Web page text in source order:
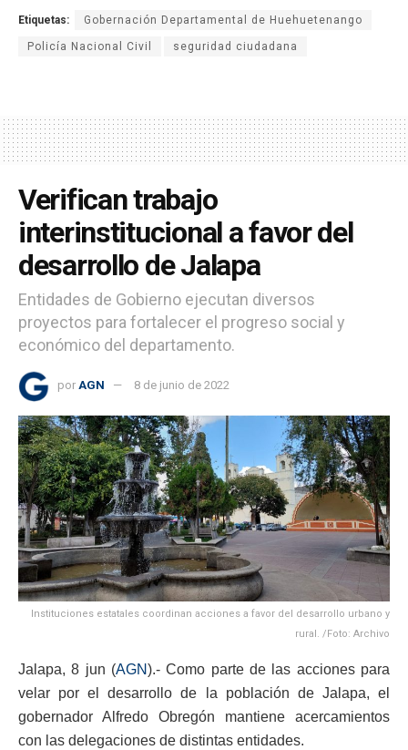
Etiquetas: Gobernación Departamental de Huehuetenango
Policía Nacional Civil seguridad ciudadana
Verifican trabajo
interinstitucional a favor del
desarrollo de Jalapa
Entidades de Gobierno ejecutan diversos
proyectos para fortalecer el progreso social y
económico del departamento.
por AGN 8 de junio de 2022
Instituciones estatales coordinan acciones a favor del desarrollo urbano y
rural. /Foto: Archivo
Jalapa, 8 jun (AGN).- Como parte de las acciones para
velar por el desarrollo de la población de Jalapa, el
gobernador Alfredo Obregón mantiene acercamientos
con las delegaciones de distintas entidades.